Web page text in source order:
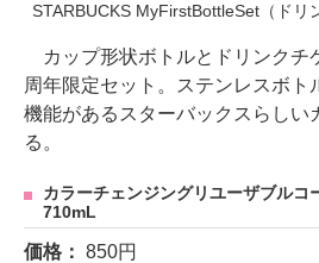
STARBUCKS MyFirstBottleSet（ドリ
カップ形状ボトルとドリンクチ
周年限定セット。ステンレスボト
機能があるスターバックスらしい
る。
カラーチェンジングリユーザブルコ
710mL
価格： 850円